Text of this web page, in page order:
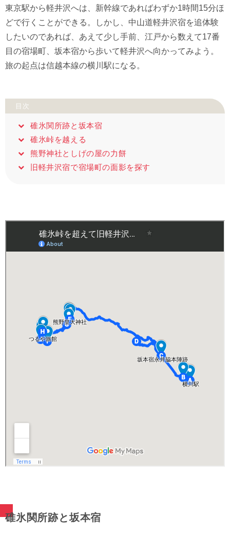
東京駅から軽井沢へは、新幹線であればわずか1時間15分ほ
どで行くことができる。しかし、中山道軽井沢宿を追体験
したいのであれば、あえて少し手前、江戸から数えて17番
目の宿場町、坂本宿から歩いて軽井沢へ向かってみよう。
旅の起点は信越本線の横川駅になる。
目次
碓氷関所跡と坂本宿
碓氷峠を越える
熊野神社としげの屋の力餅
旧軽井沢宿で宿場町の面影を探す
碓氷関所跡と坂本宿